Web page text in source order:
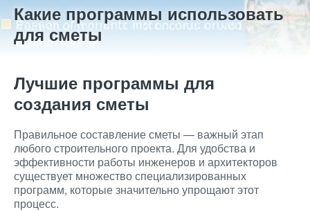
Какие программы использовать
для сметы
Лучшие программы для
создания сметы
Правильное составление сметы — важный этап
любого строительного проекта. Для удобства и
эффективности работы инженеров и архитекторов
существует множество специализированных
программ, которые значительно упрощают этот
процесс.